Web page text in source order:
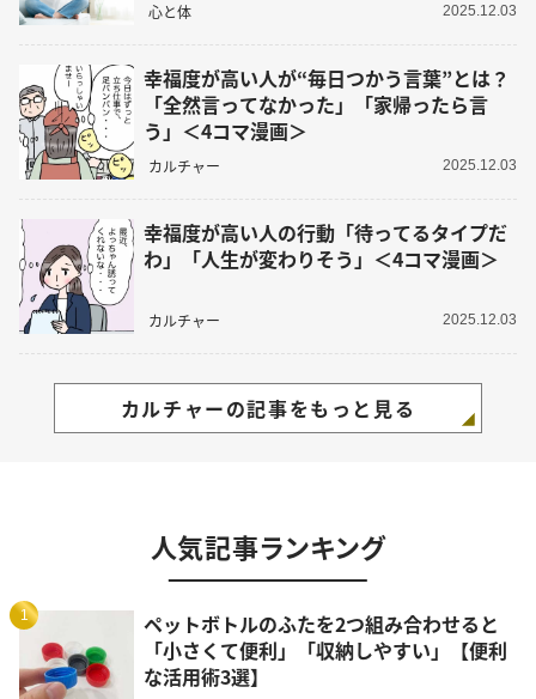
心と体 2025.12.03
幸福度が高い人が“毎日つかう言葉”とは？
「全然言ってなかった」「家帰ったら言
う」＜4コマ漫画＞
カルチャー 2025.12.03
幸福度が高い人の行動「待ってるタイプだ
わ」「人生が変わりそう」＜4コマ漫画＞
カルチャー 2025.12.03
カルチャーの記事をもっと見る
人気記事ランキング
1
ペットボトルのふたを2つ組み合わせると
「小さくて便利」「収納しやすい」【便利
な活用術3選】